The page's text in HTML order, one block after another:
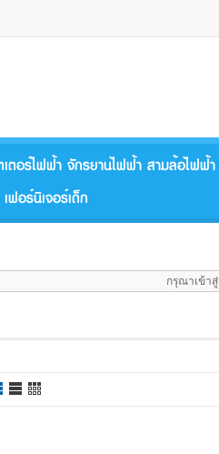
ตอร์ไฟฟ้า จักรยานไฟฟ้า สามล้อไฟฟ้า
เฟอร์นิเจอร์เด็ก
กรุณาเข้า